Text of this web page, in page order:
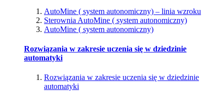
AutoMine ( system autonomiczny) – linia wzroku
Sterownia AutoMine ( system autonomiczny)
AutoMine ( system autonomiczny)
Rozwiązania w zakresie uczenia się w dziedzinie
automatyki
Rozwiązania w zakresie uczenia się w dziedzinie
automatyki